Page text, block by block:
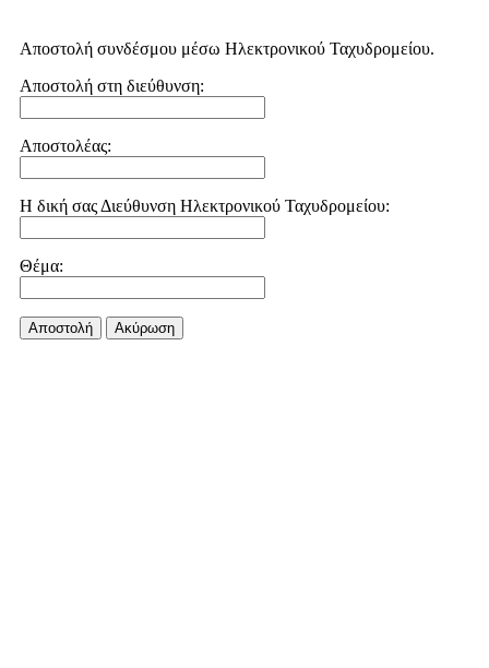
Αποστολή συνδέσμου μέσω Ηλεκτρονικού Ταχυδρομείου.
Αποστολή στη διεύθυνση:
Αποστολέας:
Η δική σας Διεύθυνση Ηλεκτρονικού Ταχυδρομείου:
Θέμα:
Αποστολή Aκύρωση